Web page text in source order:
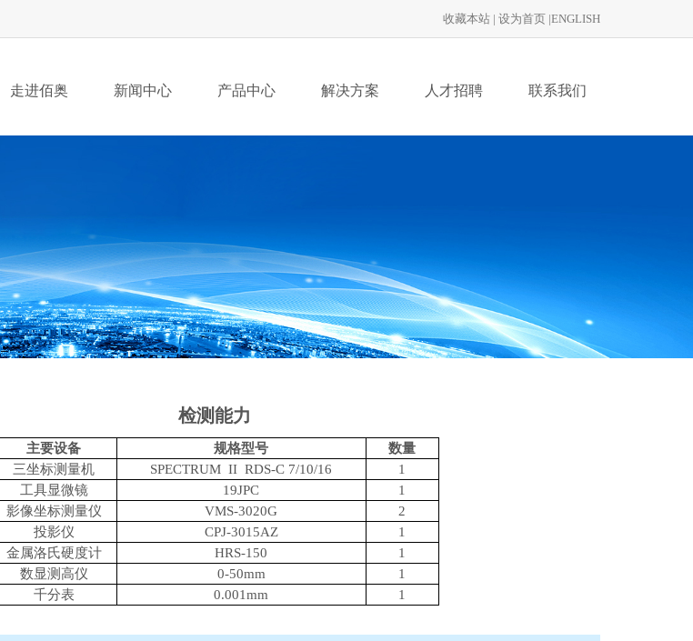
收藏本站 | 设为首页 |ENGLISH
走进佰奥 新闻中心 产品中心 解决方案 人才招聘 联系我们
检测能力
主要设备 规格型号
数量
三坐标测量机
SPECTRUM II RDS-C 7/10/16
1
工具显微镜
19JPC
1
影像坐标测量仪
VMS-3020G
2
投影仪
CPJ-3015AZ
1
金属洛氏硬度计
HRS-150
1
数显测高仪
0-50mm
1
千分表
0.001mm 1